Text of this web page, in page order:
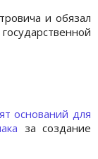
и обязал
оснований для
за создание